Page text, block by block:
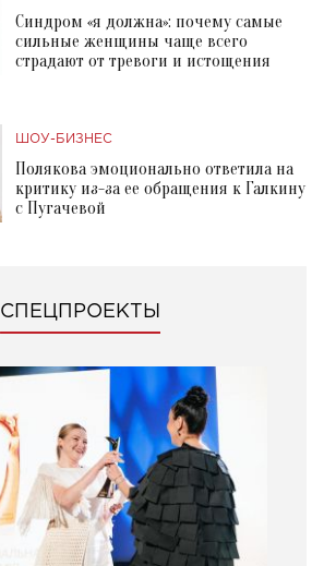
Синдром «я должна»: почему самые
сильные женщины чаще всего
страдают от тревоги и истощения
ШОУ-БИЗНЕС
Полякова эмоционально ответила на
критику из-за ее обращения к Галкину
с Пугачевой
СПЕЦПРОЕКТЫ